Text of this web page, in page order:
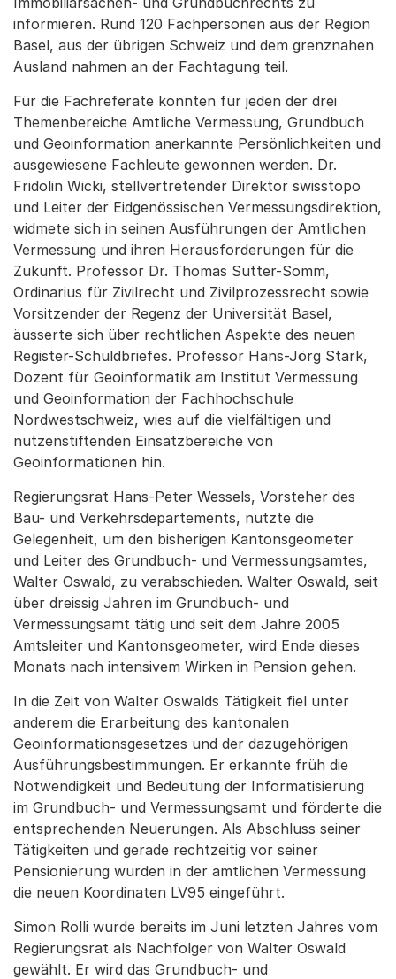
informieren. Rund 120 Fachpersonen aus der Region
Basel, aus der übrigen Schweiz und dem grenznahen
Ausland nahmen an der Fachtagung teil.
Für die Fachreferate konnten für jeden der drei
Themenbereiche Amtliche Vermessung, Grundbuch
und Geoinformation anerkannte Persönlichkeiten und
ausgewiesene Fachleute gewonnen werden. Dr.
Fridolin Wicki, stellvertretender Direktor swisstopo
und Leiter der Eidgenössischen Vermessungsdirektion,
widmete sich in seinen Ausführungen der Amtlichen
Vermessung und ihren Herausforderungen für die
Zukunft. Professor Dr. Thomas Sutter-Somm,
Ordinarius für Zivilrecht und Zivilprozessrecht sowie
Vorsitzender der Regenz der Universität Basel,
äusserte sich über rechtlichen Aspekte des neuen
Register-Schuldbriefes. Professor Hans-Jörg Stark,
Dozent für Geoinformatik am Institut Vermessung
und Geoinformation der Fachhochschule
Nordwestschweiz, wies auf die vielfältigen und
nutzenstiftenden Einsatzbereiche von
Geoinformationen hin.
Regierungsrat Hans-Peter Wessels, Vorsteher des
Bau- und Verkehrsdepartements, nutzte die
Gelegenheit, um den bisherigen Kantonsgeometer
und Leiter des Grundbuch- und Vermessungsamtes,
Walter Oswald, zu verabschieden. Walter Oswald, seit
über dreissig Jahren im Grundbuch- und
Vermessungsamt tätig und seit dem Jahre 2005
Amtsleiter und Kantonsgeometer, wird Ende dieses
Monats nach intensivem Wirken in Pension gehen.
In die Zeit von Walter Oswalds Tätigkeit fiel unter
anderem die Erarbeitung des kantonalen
Geoinformationsgesetzes und der dazugehörigen
Ausführungsbestimmungen. Er erkannte früh die
Notwendigkeit und Bedeutung der Informatisierung
im Grundbuch- und Vermessungsamt und förderte die
entsprechenden Neuerungen. Als Abschluss seiner
Tätigkeiten und gerade rechtzeitig vor seiner
Pensionierung wurden in der amtlichen Vermessung
die neuen Koordinaten LV95 eingeführt.
Simon Rolli wurde bereits im Juni letzten Jahres vom
Regierungsrat als Nachfolger von Walter Oswald
gewählt. Er wird das Grundbuch- und